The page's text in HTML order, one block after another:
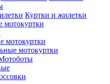
Куртки и жилетки
мотокуртки
мотокуртки
мотокуртки